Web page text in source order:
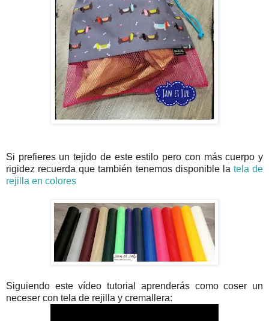
Si prefieres un tejido de este estilo pero con más cuerpo y
rigidez recuerda que también tenemos disponible la tela de
rejilla en colores
Siguiendo este vídeo tutorial aprenderás como coser un
neceser con tela de rejilla y cremallera: